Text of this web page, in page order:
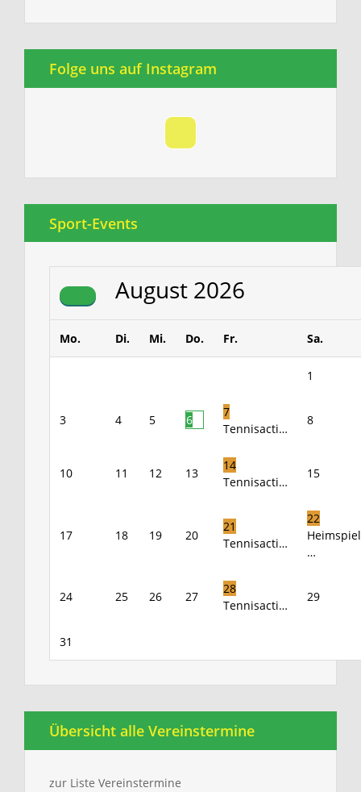
Folge uns auf Instagram
Sport-Events
August 2026
Mo. Di. Mi. Do. Fr. Sa.
1
3 4 5 6
7
Tennisacti…
8
10 11 12 13
14
Tennisacti…
15
17 18 19 20
21
Tennisacti…
22
Heimspiel
…
24 25 26 27
28
Tennisacti…
29
31
Übersicht alle Vereinstermine
zur Liste Vereinstermine